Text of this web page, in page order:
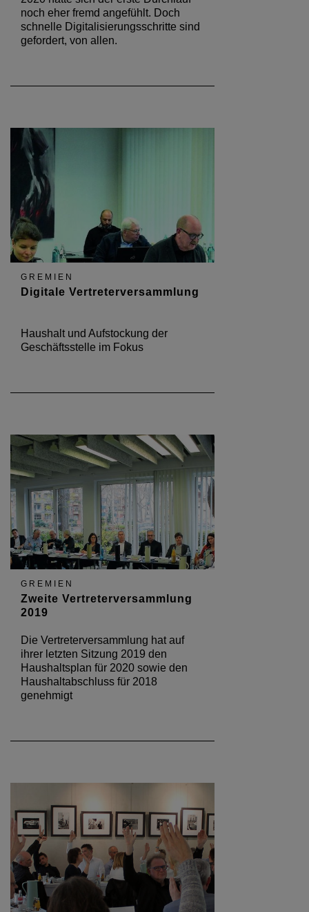
noch eher fremd angefühlt. Doch
schnelle Digitalisierungsschritte sind
gefordert, von allen.
GREMIEN
Digitale Vertreterversammlung
Haushalt und Aufstockung der
Geschäftsstelle im Fokus
GREMIEN
Zweite Vertreterversammlung
2019
Die Vertreterversammlung hat auf
ihrer letzten Sitzung 2019 den
Haushaltsplan für 2020 sowie den
Haushaltabschluss für 2018
genehmigt